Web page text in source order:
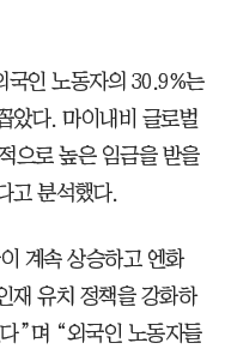
국인 노동자의 30.9%는
았다. 마이내비 글로벌
으로 높은 임금을 받을
고 분석했다.
계속 상승하고 엔화
재 유치 정책을 강화하
”며 “외국인 노동자들